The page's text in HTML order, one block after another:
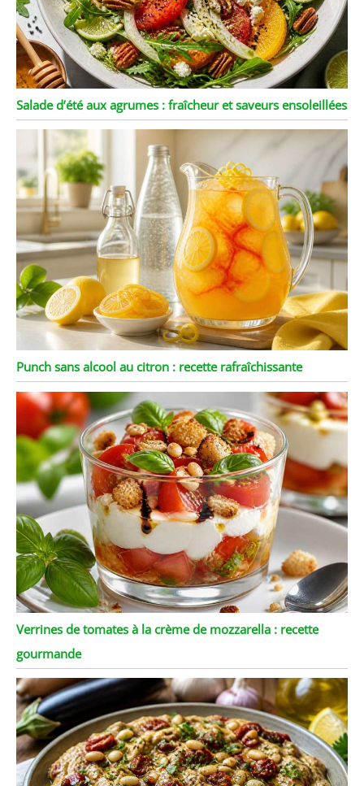
Salade d’été aux agrumes : fraîcheur et saveurs ensoleillées
Punch sans alcool au citron : recette rafraîchissante
Verrines de tomates à la crème de mozzarella : recette
gourmande